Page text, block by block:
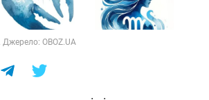
Джерело: OBOZ.UA